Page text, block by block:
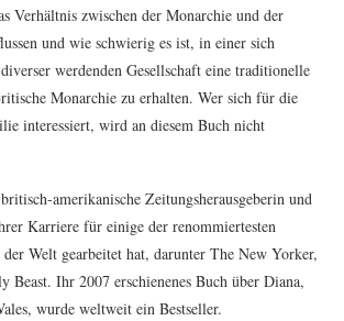
Verhältnis zwischen der Monarchie und der
und wie schwierig es ist, in einer sich
werdenden Gesellschaft eine traditionelle
Monarchie zu erhalten. Wer sich für die
interessiert, wird an diesem Buch nicht
amerikanische Zeitungsherausgeberin und
Karriere für einige der renommiertesten
Welt gearbeitet hat, darunter The New Yorker,
Beast. Ihr 2007 erschienenes Buch über Diana,
wurde weltweit ein Bestseller.